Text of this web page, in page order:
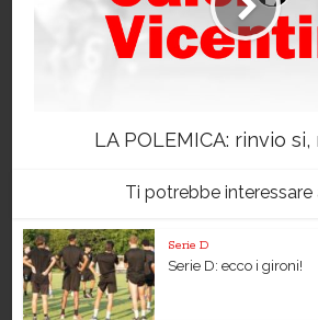
LA POLEMICA: rinvio
Ti potrebbe interessare
Serie D
Serie D: ecco i gironi!